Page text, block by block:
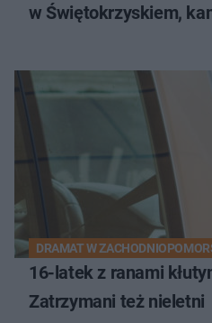
w Świętokrzyskiem,
DRAMAT W
16-latek z ranami
Zatrzymani też nieletni